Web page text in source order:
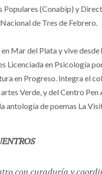
(Conabip) y
de Tres de Febrero.
Mar del Plata y vive
Licenciada en Psicología
en Progreso. Integra el
Verde, y del Centro
antología de poemas La
con curaduría y